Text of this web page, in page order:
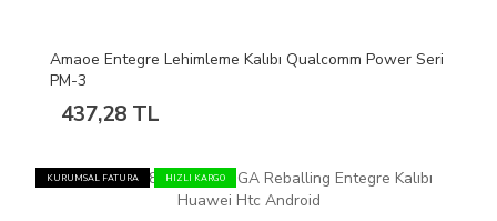
Amaoe Entegre Lehimleme Kalıbı Qualcomm Power Seri
PM-3
437,28 TL
KURUMSAL FATURA HIZLI KARGO